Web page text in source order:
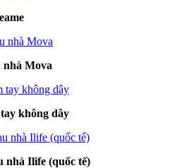
Mova
không dây
nhà Ilife (quốc tế)